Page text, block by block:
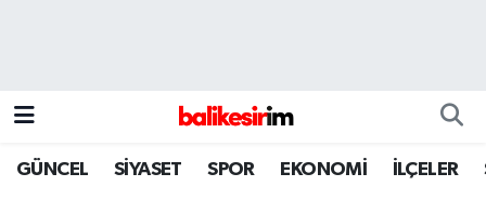
GÜNCEL SİYASET SPOR EKONOMİ İLÇELER